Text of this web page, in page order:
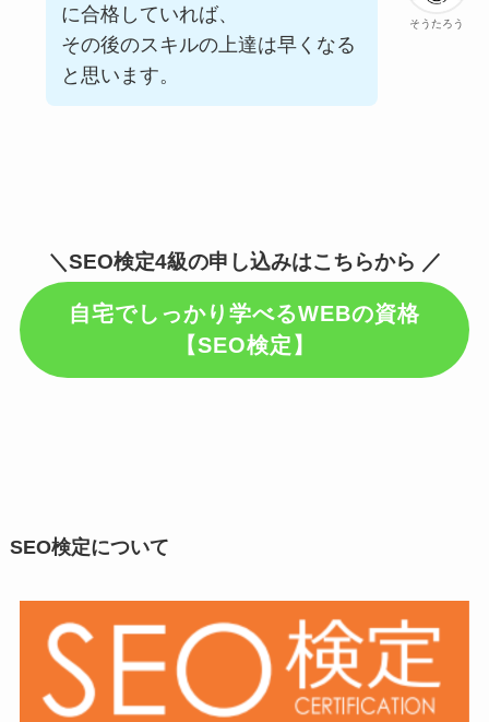
そうたろう
に合格していれば、
その後のスキルの上達は早くなる
と思います。
＼SEO検定4級の申し込みはこちらから ／
自宅でしっかり学べるWEBの資格
【SEO検定】
SEO検定について